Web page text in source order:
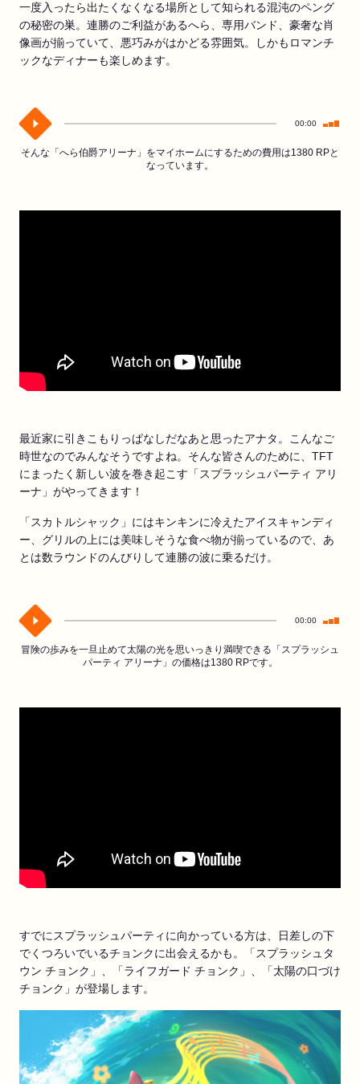
一度入ったら出たくなくなる場所として知られる混沌のペング
の秘密の巣。連勝のご利益があるへら、専用バンド、豪奢な肖
像画が揃っていて、悪巧みがはかどる雰囲気。しかもロマンチ
ックなディナーも楽しめます。
00:00
そんな「へら伯爵アリーナ」をマイホームにするための費用は1380 RPと
なっています。
最近家に引きこもりっぱなしだなあと思ったアナタ。こんなご
時世なのでみんなそうですよね。そんな皆さんのために、TFT
にまったく新しい波を巻き起こす「スプラッシュパーティ アリ
ーナ」がやってきます！
「スカトルシャック」にはキンキンに冷えたアイスキャンディ
ー、グリルの上には美味しそうな食べ物が揃っているので、あ
とは数ラウンドのんびりして連勝の波に乗るだけ。
00:00
冒険の歩みを一旦止めて太陽の光を思いっきり満喫できる「スプラッシュ
パーティ アリーナ」の価格は1380 RPです。
すでにスプラッシュパーティに向かっている方は、日差しの下
でくつろいでいるチョンクに出会えるかも。「スプラッシュタ
ウン チョンク」、「ライフガード チョンク」、「太陽の口づけ
チョンク」が登場します。